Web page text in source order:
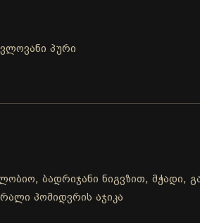
პური
ბადრიჯანი ნიგვზით, მჭადი,
პომიდვრის აჯიკა